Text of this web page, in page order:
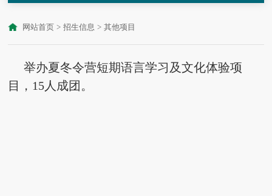
网站首页 > 招生信息 > 其他项目
举办夏冬令营短期语言学习及文化体验项
目， 15人成团。